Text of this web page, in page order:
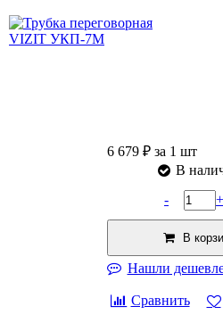
6 679 ₽ за 1 шт
В
-
+
В
Нашли
Сравнить